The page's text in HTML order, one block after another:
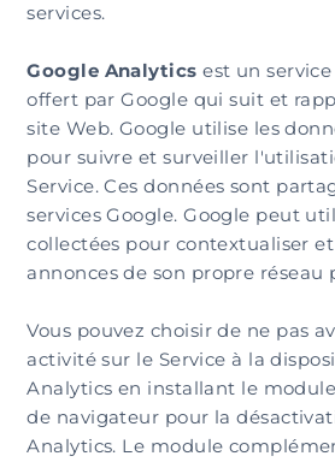
services.
Google Analytics est un
offert par Google qui suit et
site Web. Google utilise les
pour suivre et surveiller
Service. Ces données sont
services Google. Google peut
collectées pour contextualiser
annonces de son propre réseau
Vous pouvez choisir de ne pas
activité sur le Service à la
Analytics en installant le
de navigateur pour la
Analytics. Le module